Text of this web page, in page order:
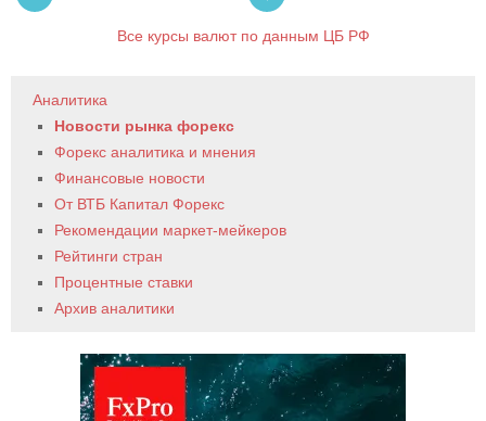
Все курсы валют по данным ЦБ РФ
Аналитика
Новости рынка форекс
Форекс аналитика и мнения
Финансовые новости
От ВТБ Капитал Форекс
Рекомендации маркет-мейкеров
Рейтинги стран
Процентные ставки
Архив аналитики